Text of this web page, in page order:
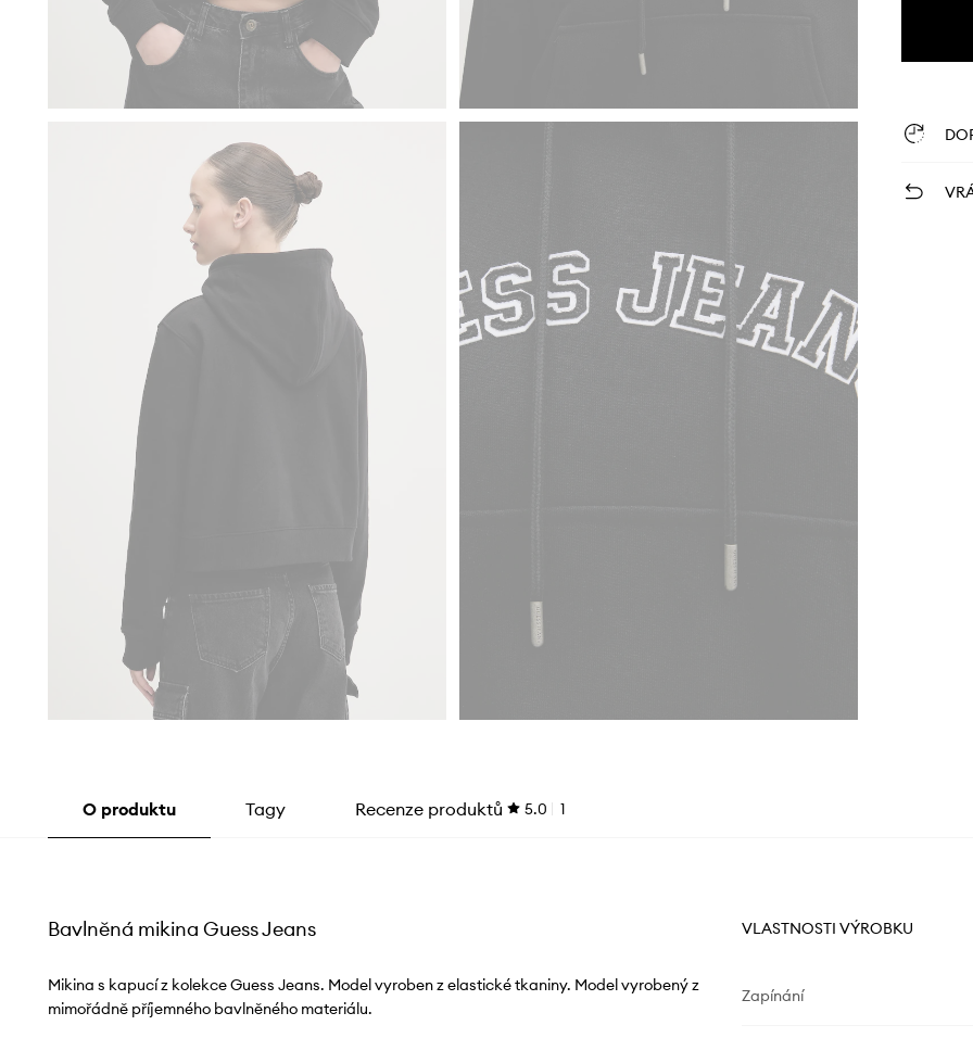
O produktu Tagy Recenze produktů 5.0 1
Bavlněná mikina Guess Jeans
Mikina s kapucí z kolekce Guess Jeans. Model vyroben z elastické tkaniny. Model vyrobený z
mimořádně příjemného bavlněného materiálu.
VLASTNOSTI VÝROBKU
Zapínání